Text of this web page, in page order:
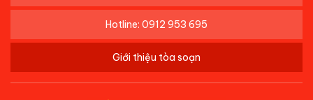
Hotline: 0912 953 695
Giới thiệu tòa soạn